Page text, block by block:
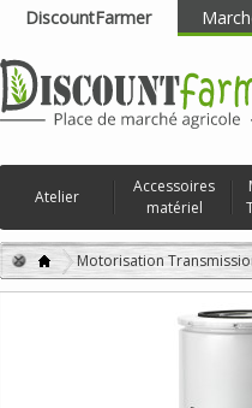
DiscountFarmer
RECHERCHER
Atelier
Accessoires
matériel
Motorisation